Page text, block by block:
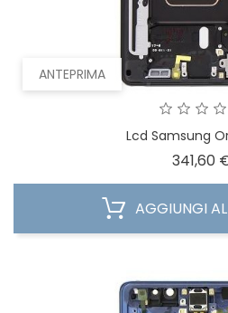
ANTEPRIMA
Lcd Samsung
341,60
AGGIUNGI